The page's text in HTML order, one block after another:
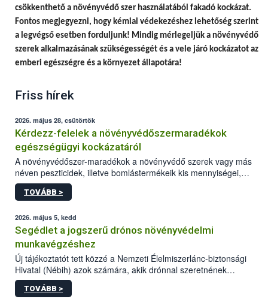
csökkenthető a növényvédő szer használatából fakadó kockázat.
Fontos megjegyezni, hogy kémiai védekezéshez lehetőség szerint
a legvégső esetben forduljunk! Mindig mérlegeljük a növényvédő
szerek alkalmazásának szükségességét és a vele járó kockázatot az
emberi egészségre és a környezet állapotára!
Friss hírek
2026. május 28, csütörtök
Kérdezz-felelek a növényvédőszermaradékok
egészségügyi kockázatáról
A növényvédőszer-maradékok a növényvédő szerek vagy más
néven peszticidek, illetve bomlástermékeik kis mennyiségei,
melyek a terményekben vagy azok felületén a betakarítást,
szüretelést, illetve tárolást követően is megmaradhatnak. Az
mennyiségének esetenként a kezelt terményeken is jelen kell
lennie. Nem minden élelmiszer tartalmaz szermaradékot.
Azokban az élelmiszerekben is, melyekben kimutathatóak,
általában csak nagyon kis mennyiségben vannak jelen, így nem
jelenthetnek kockázatot a fogyasztó egészségére nézve.
TOVÁBB >
2026. május 5, kedd
Segédlet a jogszerű drónos növényvédelmi
munkavégzéshez
Új tájékoztatót tett közzé a Nemzeti Élelmiszerlánc-biztonsági
Hivatal (Nébih) azok számára, akik drónnal szeretnének
növényvédelmi vagy tápanyag-gazdálkodási tevékenységet
végezni Magyarországon. Az összefoglaló részletesen
TOVÁBB >